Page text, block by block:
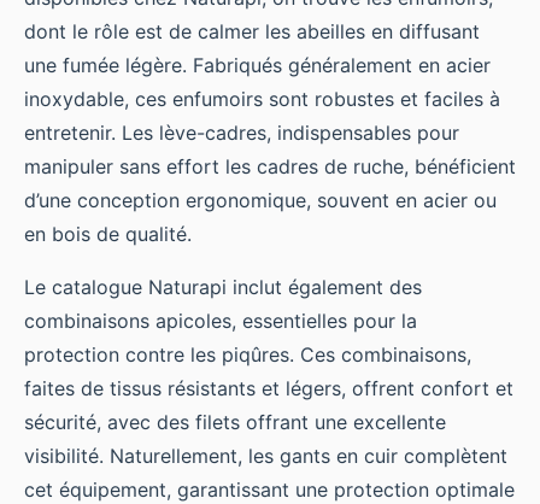
dont le rôle est de calmer les abeilles en diffusant
une fumée légère. Fabriqués généralement en acier
inoxydable, ces enfumoirs sont robustes et faciles à
entretenir. Les lève-cadres, indispensables pour
manipuler sans effort les cadres de ruche, bénéficient
d’une conception ergonomique, souvent en acier ou
en bois de qualité.
Le catalogue Naturapi inclut également des
combinaisons apicoles, essentielles pour la
protection contre les piqûres. Ces combinaisons,
faites de tissus résistants et légers, offrent confort et
sécurité, avec des filets offrant une excellente
visibilité. Naturellement, les gants en cuir complètent
cet équipement, garantissant une protection optimale